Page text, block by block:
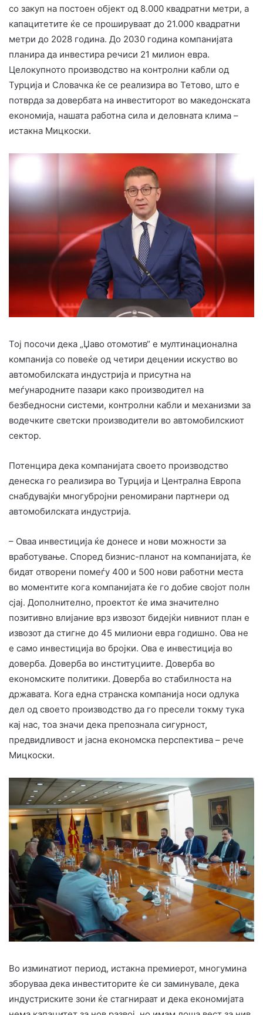
со закуп на постоен објект од 8.000 квадратни метри, а
капацитетите ќе се прошируваат до 21.000 квадратни
метри до 2028 година. До 2030 година компанијата
планира да инвeстира речиси 21 милион евра.
Целокупното производство на контролни кабли од
Турција и Словачка ќе се реализира во Тетово, што е
потврда за довербата на инвеститорот во македонската
економија, нашата работна сила и деловната клима –
истакна Мицкоски.
Toj посочи дека „Џаво отомотив“ е мултинационална
компанија со повеќе од четири децении искуство во
автомобилската индустрија и присутна на
меѓународните пазари како производител на
безбедносни системи, контролни кабли и механизми за
водечките светски производители во автомобилскиот
сектор.
Потенцира дека компанијата своето производство
денеска го реализира во Турција и Централна Европа
снабдувајќи многубројни реномирани партнери од
автомобилската индустрија.
– Оваа инвестиција ќе донесе и нови можности за
вработување. Според бизнис-планот на компанијата, ќе
бидат отворени помеѓу 400 и 500 нови работни места
во моментите кога компанијата ќе го добие својот полн
сјај. Дополнително, проектот ќе има значително
позитивно влијание врз извозот бидејќи нивниот план е
извозот да стигне до 45 милиони евра годишно. Ова не
е само инвестиција во бројки. Ова е инвестиција во
доверба. Доверба во институциите. Доверба во
економските политики. Доверба во стабилноста на
државата. Кога една странска компанија носи одлука
дел од своето производство да го пресели токму тука
кај нас, тоа значи дека препознала сигурност,
предвидливост и јасна економска перспектива – рече
Мицкоски.
Во изминатиот период, истакна премиерот, многумина
зборуваа дека инвеститорите ќе си заминувале, дека
индустриските зони ќе стагнираат и дека економијата